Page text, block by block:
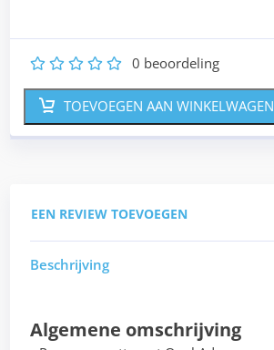
5
4
3
2 0 beoordeling
TOEVOEGEN AAN WINKELWAGEN
EEN REVIEW TOEVOEGEN
Beschrijving
Algemene omschrijving